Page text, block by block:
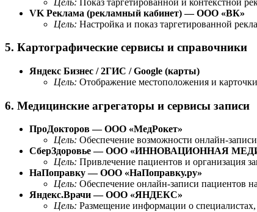
VK Реклама (рекламный кабинет) — ООО «ВК»
Цель: Настройка и показ таргетированной
5. Картографические сервисы и справочники
Яндекс Бизнес / 2ГИС / Google (карты)
Цель: Отображение местоположения и
6. Медицинские агрегаторы и сервисы записи
ПроДокторов — ООО «МедРокет»
Цель: Обеспечение возможности онлайн-
СберЗдоровье — ООО «ИННОВАЦИОННАЯ
Цель: Привлечение пациентов и организация
НаПоправку — ООО «НаПоправку.ру»
Цель: Обеспечение онлайн-записи пациентов
Яндекс.Врачи — ООО «ЯНДЕКС»
Цель: Размещение информации о